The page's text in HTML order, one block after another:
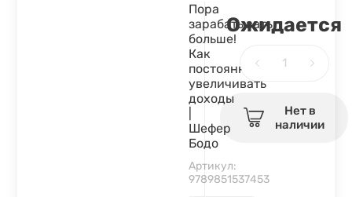
Пора
зарабатывать
больше!
Как
постоянно
увеличивать
доходы
Шефер
Бодо
Артикул:
9789851537453
Ожидается
Нет в
наличии